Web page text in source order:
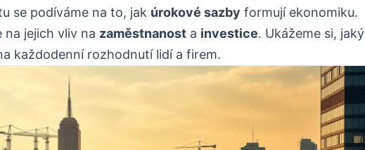
se podíváme na to, jak úrokové sazby formují ekonomiku.
na jejich vliv na zaměstnanost a investice. Ukážeme si, jaký
každodenní rozhodnutí lidí a firem.